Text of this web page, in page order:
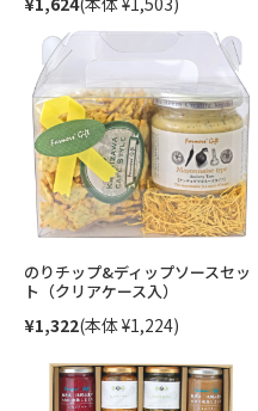
のりチップ&ディップソースセッ
ト（クリアケース入）
¥1,322(本体 ¥1,224)